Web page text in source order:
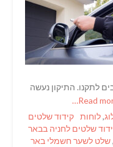
לתקנו. התיקון נעשה
,לוחות Tags
קידוד שלטים
שלטים לחניה בבאר
,שלט לשער חשמלי באר